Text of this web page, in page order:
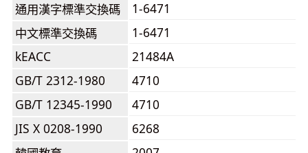
通用漢字標準交換碼
1-6471
中文標準交換碼
1-6471
kEACC
21484A
GB/T 2312-1980
4710
GB/T 12345-1990
4710
JIS X 0208-1990
6268